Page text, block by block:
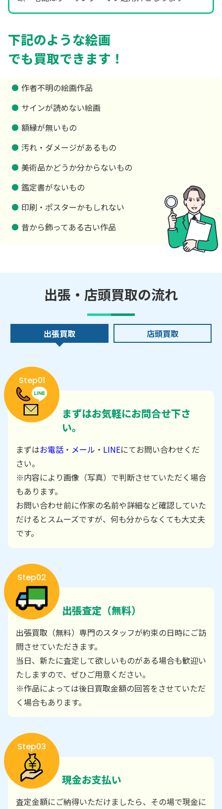
下記のような絵画
でも買取できます！
作者不明の絵画作品
サインが読めない絵画
額縁が無いもの
汚れ・ダメージがあるもの
美術品かどうか分からないもの
鑑定書がないもの
印刷・ポスターかもしれない
昔から飾ってある古い作品
出張・店頭買取の流れ
出張買取 店頭買取
Step01
まずはお気軽にお問合せ下さ
い。
まずはお電話 ・ メール ・ LINEにてお問い合わせくだ
さい。
※内容により画像（写真）で判断させていただく場合
もあります。
お問い合わせ前に作家の名前や詳細など確認していた
だけるとスムーズですが、何も分からなくても大丈夫
です。
Step02
出張査定（無料）
出張買取（無料）専門のスタッフが約束の日時にご訪
問させていただきます。
当日、新たに査定して欲しいものがある場合も歓迎い
たしますので、ぜひご用意ください。
※作品によっては後日買取金額の回答をさせていただ
く場合もあります。
Step03
現金お支払い
査定金額にご納得いただけましたら、その場で現金に